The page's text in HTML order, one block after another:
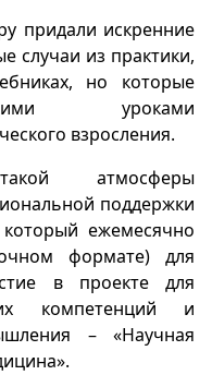
придали искренние
случаи из практики,
но которые
уроками
взросления.
атмосферы
поддержки
ежемесячно
формате) для
в проекте для
компетенций и
– «Научная